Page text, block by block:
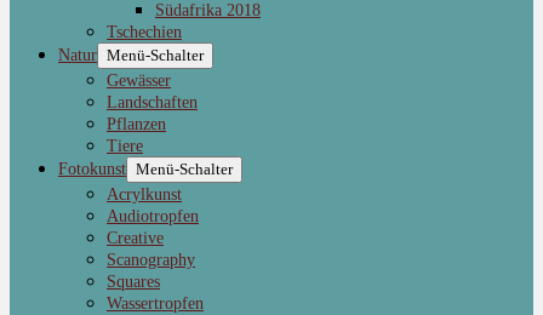
Südafrika 2018
Tschechien
Natur Menü-Schalter
Gewässer
Landschaften
Pflanzen
Tiere
Fotokunst Menü-Schalter
Acrylkunst
Audiotropfen
Creative
Scanography
Squares
Wassertropfen